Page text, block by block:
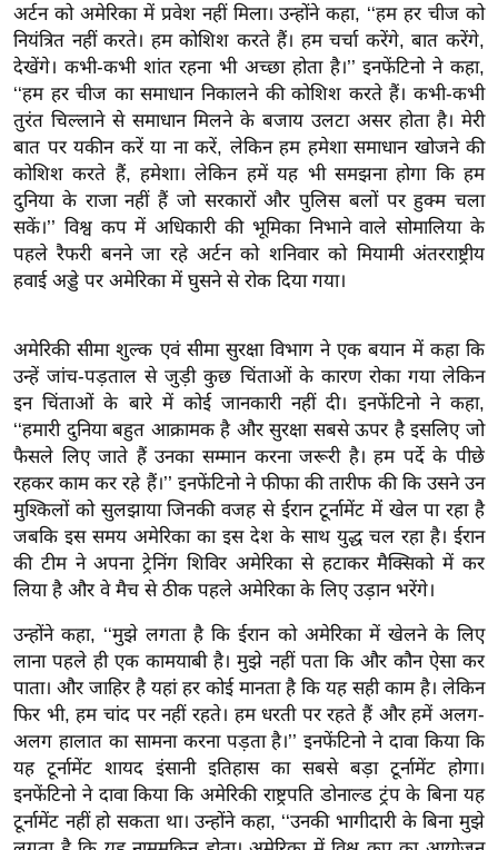
त्य
ज
ग
त
ऑ
टो
व
र्ल्ड
न्यू
ज
फ
म
नो
रं
ज
न
ज
ग
त
ली
वु
ड
हॉ
ली
वु
ड
अर्टन को अमेरिका में प्रवेश नहीं मिला। उन्होंने कहा, ‘‘हम हर चीज को
नियंत्रित नहीं करते। हम कोशिश करते हैं। हम चर्चा करेंगे, बात करेंगे,
देखेंगे। कभी-कभी शांत रहना भी अच्छा होता है।’’ इनफेंटिनो ने कहा,
‘‘हम हर चीज का समाधान निकालने की कोशिश करते हैं। कभी-कभी
तुरंत चिल्लाने से समाधान मिलने के बजाय उलटा असर होता है। मेरी
बात पर यकीन करें या ना करें, लेकिन हम हमेशा समाधान खोजने की
कोशिश करते हैं, हमेशा। लेकिन हमें यह भी समझना होगा कि हम
दुनिया के राजा नहीं हैं जो सरकारों और पुलिस बलों पर हुक्म चला
सकें।’’ विश्व कप में अधिकारी की भूमिका निभाने वाले सोमालिया के
पहले रैफरी बनने जा रहे अर्टन को शनिवार को मियामी अंतरराष्ट्रीय
हवाई अड्डे पर अमेरिका में घुसने से रोक दिया गया।
अमेरिकी सीमा शुल्क एवं सीमा सुरक्षा विभाग ने एक बयान में कहा कि
उन्हें जांच-पड़ताल से जुड़ी कुछ चिंताओं के कारण रोका गया लेकिन
इन चिंताओं के बारे में कोई जानकारी नहीं दी। इनफेंटिनो ने कहा,
‘‘हमारी दुनिया बहुत आक्रामक है और सुरक्षा सबसे ऊपर है इसलिए जो
फैसले लिए जाते हैं उनका सम्मान करना जरूरी है। हम पर्दे के पीछे
रहकर काम कर रहे हैं।’’ इनफेंटिनो ने फीफा की तारीफ की कि उसने उन
मुश्किलों को सुलझाया जिनकी वजह से ईरान टूर्नामेंट में खेल पा रहा है
जबकि इस समय अमेरिका का इस देश के साथ युद्ध चल रहा है। ईरान
की टीम ने अपना ट्रेनिंग शिविर अमेरिका से हटाकर मैक्सिको में कर
लिया है और वे मैच से ठीक पहले अमेरिका के लिए उड़ान भरेंगे।
उन्होंने कहा, ‘‘मुझे लगता है कि ईरान को अमेरिका में खेलने के लिए
लाना पहले ही एक कामयाबी है। मुझे नहीं पता कि और कौन ऐसा कर
पाता। और जाहिर है यहां हर कोई मानता है कि यह सही काम है। लेकिन
फिर भी, हम चांद पर नहीं रहते। हम धरती पर रहते हैं और हमें अलग-
अलग हालात का सामना करना पड़ता है।’’ इनफेंटिनो ने दावा किया कि
यह टूर्नामेंट शायद इंसानी इतिहास का सबसे बड़ा टूर्नामेंट होगा।
इनफेंटिनो ने दावा किया कि अमेरिकी राष्ट्रपति डोनाल्ड ट्रंप के बिना यह
टूर्नामेंट नहीं हो सकता था। उन्होंने कहा, ‘‘उनकी भागीदारी के बिना मुझे